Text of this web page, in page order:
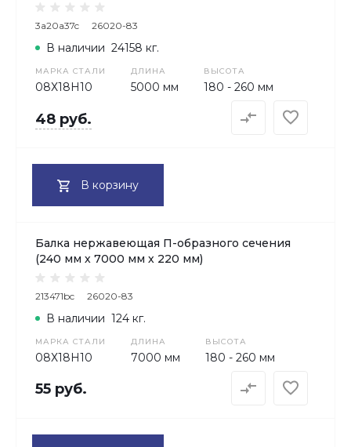
3a20a37c 26020-83
МАРКА СТАЛИ
08Х18H10
ДЛИНА
5000 мм
ВЫСОТА
180 - 260 мм
В наличии 24158 кг.
48 руб.
В корзину
Балка нержавеющая П-образного сечения
(240 мм х 7000 мм х 220 мм)
213471bc 26020-83
МАРКА СТАЛИ
08Х18H10
ДЛИНА
7000 мм
ВЫСОТА
180 - 260 мм
В наличии 124 кг.
55 руб.